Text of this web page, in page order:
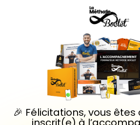
🎉 Félicitations, vous